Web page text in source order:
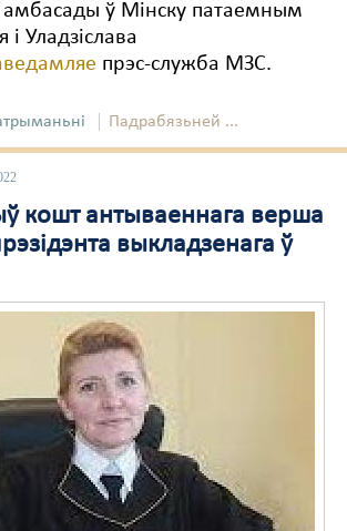
амбасады ў Мінску патаемным
і Уладзіслава
прэс-служба МЗС.
Падрабязьней ...
кошт антываеннага верша
выкладзенага ў